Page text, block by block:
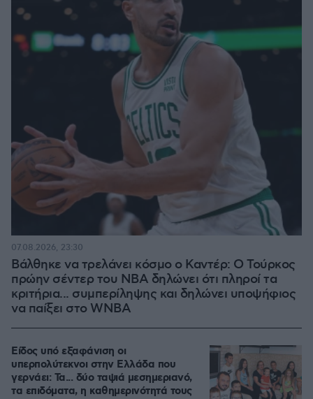
Βάλθηκε να τρελάνει κόσμο ο Καντέρ: Ο Τούρκος
πρώην σέντερ του NBA δηλώνει ότι πληροί τα
κριτήρια... συμπερίληψης και δηλώνει υποψήφιος
να παίξει στο WNBA
07.08.2026, 23:30
Είδος υπό εξαφάνιση οι
υπερπολύτεκνοι στην Ελλάδα που
γερνάει: Τα... δύο ταψιά μεσημεριανό,
τα επιδόματα, η καθημερινότητά τους